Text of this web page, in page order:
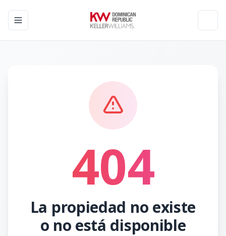
Toggle navigation menu
404
La propiedad no existe
o no está disponible